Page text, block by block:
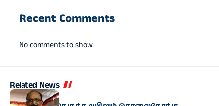
Recent Comments
No comments to show.
Related News
அரசியல்